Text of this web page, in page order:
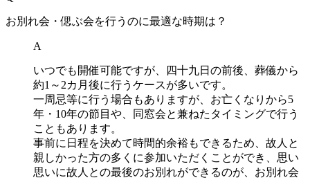
お別れ会・偲ぶ会を行うのに最適な時期は？
A
いつでも開催可能ですが、四十九日の前後、葬儀から
約1～2カ月後に行うケースが多いです。
一周忌等に行う場合もありますが、お亡くなりから5
年・10年の節目や、同窓会と兼ねたタイミングで行う
こともあります。
事前に日程を決めて時間的余裕もできるため、故人と
親しかった方の多くに参加いただくことができ、思い
思いに故人との最後のお別れができるのが、お別れ会